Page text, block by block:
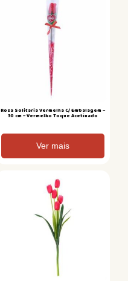
Rosa Solitaria Vermelha C/ Embalagem –
30 cm – Vermelho Toque Acetinado
Ver mais